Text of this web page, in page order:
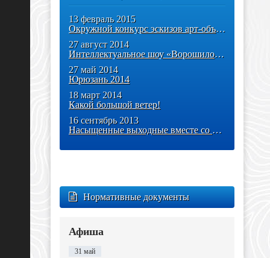
13 февраль 2015
Окружной конкурс эскизов арт-объектов «Я помню, я горжусь!»
27 август 2014
Интеллектуальное шоу «Ворошиловский стрелок» теперь в Ноябрьске!
27 май 2014
Юрюзань 2014
18 март 2014
Какой большой ветер!
16 сентябрь 2013
Насыщенные выходные вместе со "Спортивно-техническим клубом"
Нормативные документы
Афиша
31 май